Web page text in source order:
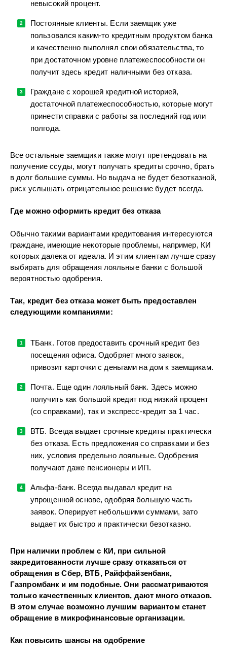
невысокий процент.
Постоянные клиенты. Если заемщик уже
пользовался каким-то кредитным продуктом банка
и качественно выполнял свои обязательства, то
при достаточном уровне платежеспособности он
получит здесь кредит наличными без отказа.
Граждане с хорошей кредитной историей,
достаточной платежеспособностью, которые могут
принести справки с работы за последний год или
полгода.
Все остальные заемщики также могут претендовать на
получение ссуды, могут получать кредиты срочно, брать
в долг большие суммы. Но выдача не будет безотказной,
риск услышать отрицательное решение будет всегда.
Где можно оформить кредит без отказа
Обычно такими вариантами кредитования интересуются
граждане, имеющие некоторые проблемы, например, КИ
которых далека от идеала. И этим клиентам лучше сразу
выбирать для обращения лояльные банки с большой
вероятностью одобрения.
Так, кредит без отказа может быть предоставлен
следующими компаниями:
ТБанк. Готов предоставить срочный кредит без
посещения офиса. Одобряет много заявок,
привозит карточки с деньгами на дом к заемщикам.
Почта. Еще один лояльный банк. Здесь можно
получить как большой кредит под низкий процент
(со справками), так и экспресс-кредит за 1 час.
ВТБ. Всегда выдает срочные кредиты практически
без отказа. Есть предложения со справками и без
них, условия предельно лояльные. Одобрения
получают даже пенсионеры и ИП.
Альфа-банк. Всегда выдавал кредит на
упрощенной основе, одобряя большую часть
заявок. Оперирует небольшими суммами, зато
выдает их быстро и практически безотказно.
При наличии проблем с КИ, при сильной
закредитованности лучше сразу отказаться от
обращения в Сбер, ВТБ, Райффайзенбанк,
Газпромбанк и им подобные. Они рассматриваются
только качественных клиентов, дают много отказов.
В этом случае возможно лучшим вариантом станет
обращение в микрофинансовые организации.
Как повысить шансы на одобрение